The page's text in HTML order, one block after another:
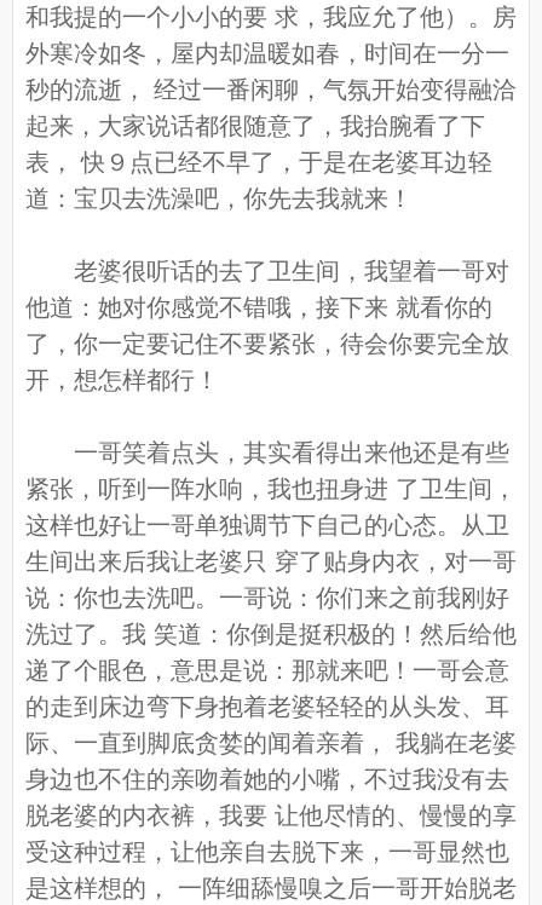
和我提的一个小小的要 求，我应允了他）。房
外寒冷如冬，屋内却温暖如春，时间在一分一
秒的流逝， 经过一番闲聊，气氛开始变得融洽
起来，大家说话都很随意了，我抬腕看了下
表， 快９点已经不早了，于是在老婆耳边轻
道：宝贝去洗澡吧，你先去我就来！
老婆很听话的去了卫生间，我望着一哥对
他道：她对你感觉不错哦，接下来 就看你的
了，你一定要记住不要紧张，待会你要完全放
开，想怎样都行！
一哥笑着点头，其实看得出来他还是有些
紧张，听到一阵水响，我也扭身进 了卫生间，
这样也好让一哥单独调节下自己的心态。从卫
生间出来后我让老婆只 穿了贴身内衣，对一哥
说：你也去洗吧。一哥说：你们来之前我刚好
洗过了。我 笑道：你倒是挺积极的！然后给他
递了个眼色，意思是说：那就来吧！一哥会意
的走到床边弯下身抱着老婆轻轻的从头发、耳
际、一直到脚底贪婪的闻着亲着， 我躺在老婆
身边也不住的亲吻着她的小嘴，不过我没有去
脱老婆的内衣裤，我要 让他尽情的、慢慢的享
受这种过程，让他亲自去脱下来，一哥显然也
是这样想的， 一阵细舔慢嗅之后一哥开始脱老